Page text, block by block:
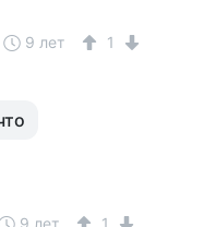
9 лет 1
9 лет 1